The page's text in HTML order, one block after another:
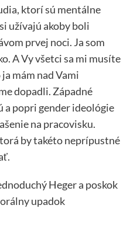
ktorí sú mentálne
užívajú akoby boli
prvej noci. Ja som
A Vy všetci sa mi musíte
mám nad Vami
dopadli. Západné
a popri gender ideológie
na pracovisku.
by takéto neprípustné
Heger a poskok
upadok